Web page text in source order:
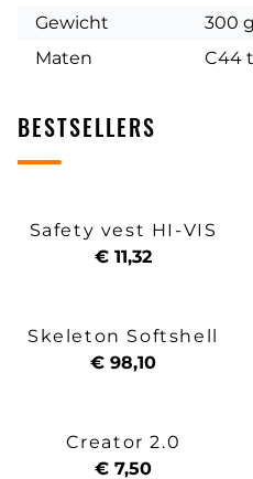
Gewicht
300
Maten
C44
BESTSELLERS
Safety vest HI-VIS
€ 11,32
Skeleton Softshell
€ 98,10
Creator 2.0
€ 7,50